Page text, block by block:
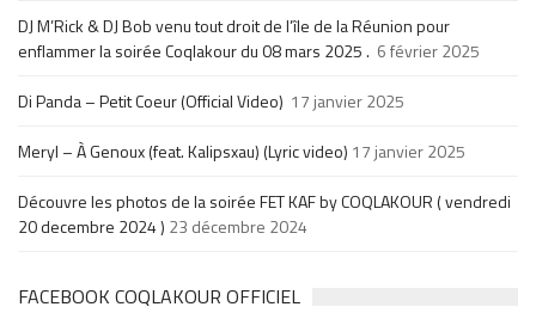
DJ M’Rick & DJ Bob venu tout droit de l’île de la Réunion pour
enflammer la soirée Coqlakour du 08 mars 2025 . 6 février 2025
Di Panda – Petit Coeur (Official Video) 17 janvier 2025
Meryl – À Genoux (feat. Kalipsxau) (Lyric video) 17 janvier 2025
Découvre les photos de la soirée FET KAF by COQLAKOUR ( vendredi
20 decembre 2024 ) 23 décembre 2024
FACEBOOK COQLAKOUR OFFICIEL